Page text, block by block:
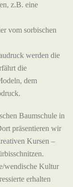
z.B. eine
vom sorbischen
werden die
die
dem
Baumschule in
präsentieren wir
Kursen –
wendische Kultur
erhalten